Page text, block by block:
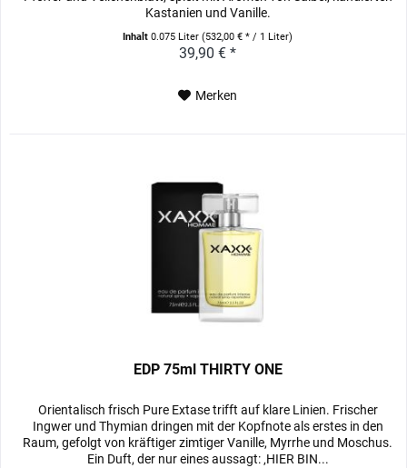
Kastanien und Vanille.
Inhalt0.075 Liter(532,00 € * / 1 Liter)
39,90 € *
Merken
EDP 75ml THIRTY ONE
Orientalisch frisch Pure Extase trifft auf klare Linien. Frischer
Ingwer und Thymian dringen mit der Kopfnote als erstes in den
Raum, gefolgt von kräftiger zimtiger Vanille, Myrrhe und Moschus.
Ein Duft, der nur eines aussagt: ‚HIER BIN...